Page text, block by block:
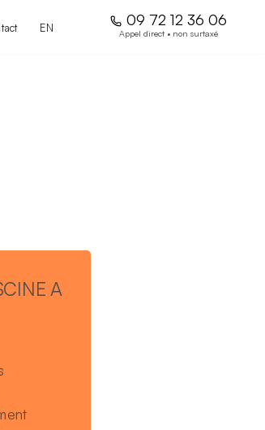
EN 09 72 12 36 06
A